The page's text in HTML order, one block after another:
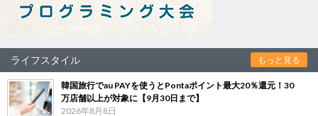
ライフスタイル もっと見る
韓国旅行でau PAYを使うとPontaポイント最大20％還元！30
万店舗以上が対象に【9月30日まで】
2026年8月8日